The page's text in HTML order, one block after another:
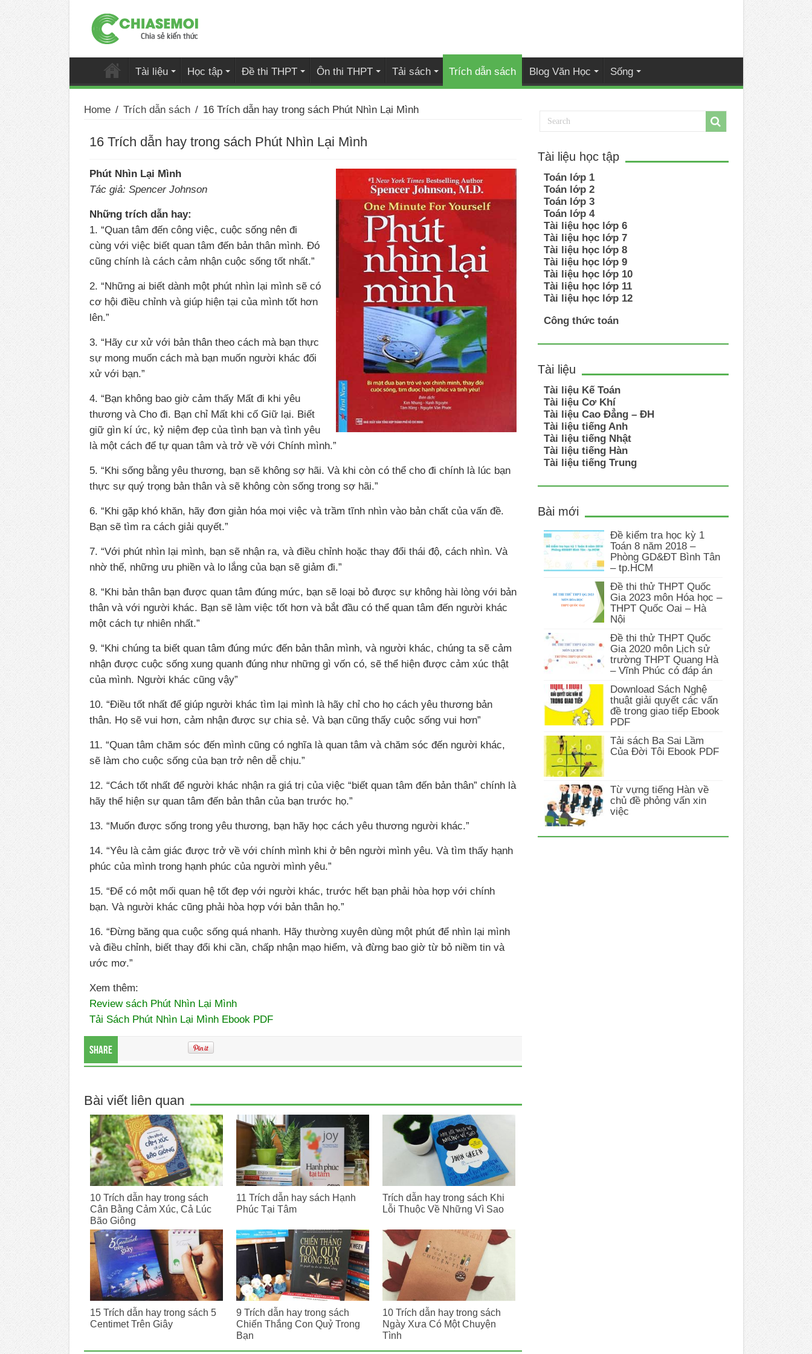
Tài liệu Học tập Đề thi THPT Ôn thi THPT Tải sách Trích dẫn sách Blog Văn Học Sống
Home / Trích dẫn sách / 16 Trích dẫn hay trong sách Phút Nhìn Lại Mình
16 Trích dẫn hay trong sách Phút Nhìn Lại Mình
Phút Nhìn Lại Mình
Tác giả: Spencer Johnson
Những trích dẫn hay:
1. “Quan tâm đến công việc, cuộc sống nên đi
cùng với việc biết quan tâm đến bản thân mình. Đó
cũng chính là cách cảm nhận cuộc sống tốt nhất.”
2. “Những ai biết dành một phút nhìn lại mình sẽ có
cơ hội điều chỉnh và giúp hiện tại của mình tốt hơn
lên.”
3. “Hãy cư xử với bản thân theo cách mà bạn thực
sự mong muốn cách mà bạn muốn người khác đối
xử với bạn.”
4. “Bạn không bao giờ cảm thấy Mất đi khi yêu
thương và Cho đi. Bạn chỉ Mất khi cố Giữ lại. Biết
giữ gìn kí ức, kỷ niệm đẹp của tình bạn và tình yêu
là một cách để tự quan tâm và trở về với Chính mình.”
5. “Khi sống bằng yêu thương, bạn sẽ không sợ hãi. Và khi còn có thể cho đi chính là lúc bạn
thực sự quý trọng bản thân và sẽ không còn sống trong sợ hãi.”
6. “Khi gặp khó khăn, hãy đơn giản hóa mọi việc và trầm tĩnh nhìn vào bản chất của vấn đề.
Bạn sẽ tìm ra cách giải quyết.”
7. “Với phút nhìn lại mình, bạn sẽ nhận ra, và điều chỉnh hoặc thay đổi thái độ, cách nhìn. Và
nhờ thế, những ưu phiền và lo lắng của bạn sẽ giảm đi.”
8. “Khi bản thân bạn được quan tâm đúng mức, bạn sẽ loại bỏ được sự không hài lòng với bản
thân và với người khác. Bạn sẽ làm việc tốt hơn và bắt đầu có thể quan tâm đến người khác
một cách tự nhiên nhất.”
9. “Khi chúng ta biết quan tâm đúng mức đến bản thân mình, và người khác, chúng ta sẽ cảm
nhận được cuộc sống xung quanh đúng như những gì vốn có, sẽ thể hiện được cảm xúc thật
của mình. Người khác cũng vậy”
10. “Điều tốt nhất để giúp người khác tìm lại mình là hãy chỉ cho họ cách yêu thương bản
thân. Họ sẽ vui hơn, cảm nhận được sự chia sẻ. Và bạn cũng thấy cuộc sống vui hơn”
11. “Quan tâm chăm sóc đến mình cũng có nghĩa là quan tâm và chăm sóc đến người khác,
sẽ làm cho cuộc sống của bạn trở nên dễ chịu.”
12. “Cách tốt nhất để người khác nhận ra giá trị của việc “biết quan tâm đến bản thân” chính là
hãy thể hiện sự quan tâm đến bản thân của bạn trước họ.”
13. “Muốn được sống trong yêu thương, bạn hãy học cách yêu thương người khác.”
14. “Yêu là cảm giác được trở về với chính mình khi ở bên người mình yêu. Và tìm thấy hạnh
phúc của mình trong hạnh phúc của người mình yêu.”
15. “Để có một mối quan hệ tốt đẹp với người khác, trước hết bạn phải hòa hợp với chính
bạn. Và người khác cũng phải hòa hợp với bản thân họ.”
16. “Đừng băng qua cuộc sống quá nhanh. Hãy thường xuyên dùng một phút để nhìn lại mình
và điều chỉnh, biết thay đổi khi cần, chấp nhận mạo hiểm, và đừng bao giờ từ bỏ niềm tin và
ước mơ.”
Xem thêm:
Review sách Phút Nhìn Lại Mình
Tải Sách Phút Nhìn Lại Mình Ebook PDF
Share
Bài viết liên quan
10 Trích dẫn hay trong sách
Cân Bằng Cảm Xúc, Cả Lúc
Bão Giông
11 Trích dẫn hay sách Hạnh
Phúc Tại Tâm
Trích dẫn hay trong sách Khi
Lỗi Thuộc Về Những Vì Sao
15 Trích dẫn hay trong sách 5
Centimet Trên Giây
9 Trích dẫn hay trong sách
Chiến Thắng Con Quỷ Trong
Bạn
10 Trích dẫn hay trong sách
Ngày Xưa Có Một Chuyện
Tình
Tài liệu học tập
Toán lớp 1
Toán lớp 2
Toán lớp 3
Toán lớp 4
Tài liệu học lớp 6
Tài liệu học lớp 7
Tài liệu học lớp 8
Tài liệu học lớp 9
Tài liệu học lớp 10
Tài liệu học lớp 11
Tài liệu học lớp 12
Công thức toán
Tài liệu
Tài liệu Kế Toán
Tài liệu Cơ Khí
Tài liệu Cao Đẳng – ĐH
Tài liệu tiếng Anh
Tài liệu tiếng Nhật
Tài liệu tiếng Hàn
Tài liệu tiếng Trung
Bài mới
Đề kiểm tra học kỳ 1
Toán 8 năm 2018 –
Phòng GD&ĐT Bình Tân
– tp.HCM
Đề thi thử THPT Quốc
Gia 2023 môn Hóa học –
THPT Quốc Oai – Hà
Nội
Đề thi thử THPT Quốc
Gia 2020 môn Lịch sử
trường THPT Quang Hà
– Vĩnh Phúc có đáp án
Download Sách Nghệ
thuật giải quyết các vấn
đề trong giao tiếp Ebook
PDF
Tải sách Ba Sai Lầm
Của Đời Tôi Ebook PDF
Từ vựng tiếng Hàn về
chủ đề phỏng vấn xin
việc